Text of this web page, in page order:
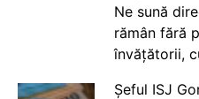
Ne sună
rămân fără
învățătorii,
Șeful ISJ